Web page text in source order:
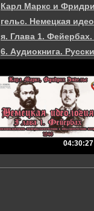
Карл Маркс и
гельс. Немецкая
я. Глава 1. Фейербах.
6. Аудиокнига.
04:30:27